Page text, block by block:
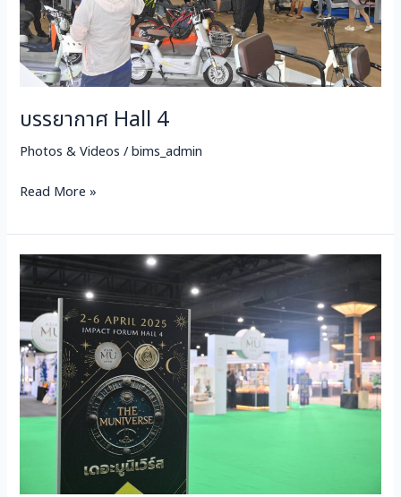
บรรยากาศ Hall 4
Photos & Videos /bims_admin
Read More »
The
Muniverse